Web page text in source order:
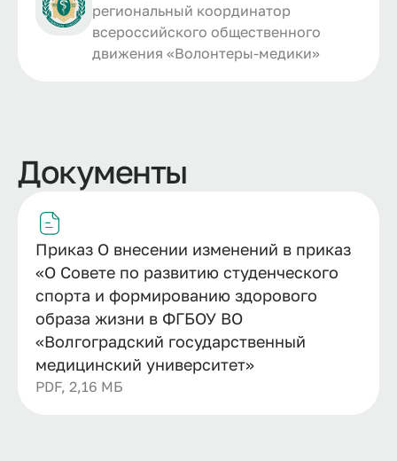
региональный координатор
всероссийского общественного
движения «Волонтеры-­медики»
Документы
Приказ О внесении изменений в приказ
«О Совете по развитию студенческого
спорта и формированию здорового
образа жизни в ФГБОУ ВО
«Волгоградский государственный
медицинский университет»
PDF, 2,16 МБ